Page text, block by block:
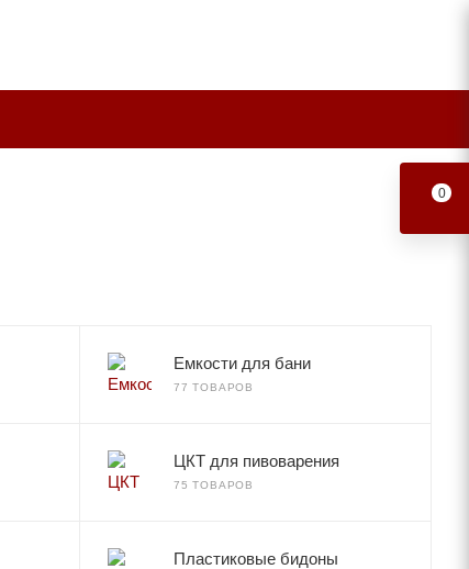
Емкости для бани
77 ТОВАРОВ
ЦКТ для пивоварения
75 ТОВАРОВ
Пластиковые бидоны
0